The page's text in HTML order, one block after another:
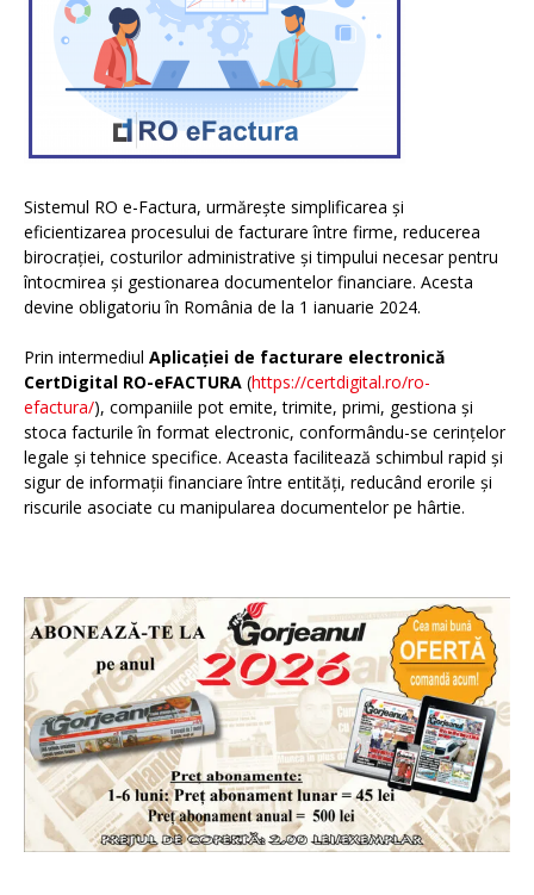
Sistemul RO e-Factura, urmărește simplificarea și
eficientizarea procesului de facturare între firme, reducerea
birocrației, costurilor administrative și timpului necesar pentru
întocmirea și gestionarea documentelor financiare. Acesta
devine obligatoriu în România de la 1 ianuarie 2024.
Prin intermediul Aplicației de facturare electronică
CertDigital RO-eFACTURA (https://certdigital.ro/ro-
efactura/), companiile pot emite, trimite, primi, gestiona și
stoca facturile în format electronic, conformându-se cerințelor
legale și tehnice specifice. Aceasta facilitează schimbul rapid și
sigur de informații financiare între entități, reducând erorile și
riscurile asociate cu manipularea documentelor pe hârtie.